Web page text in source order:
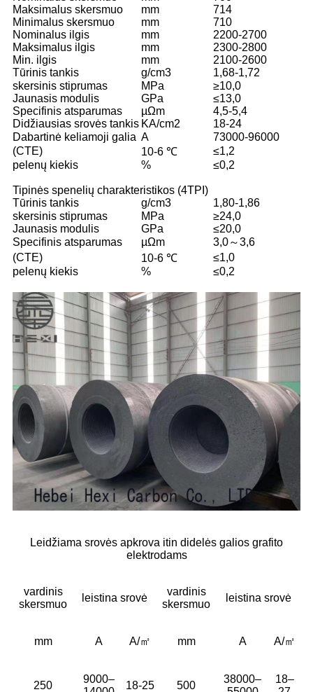
Maksimalus skersmuo
mm
714
Minimalus skersmuo
mm
710
Nominalus ilgis
mm
2200-2700
Maksimalus ilgis
mm
2300-2800
Min. ilgis
mm
2100-2600
Tūrinis tankis
g/cm3
1,68-1,72
skersinis stiprumas
MPa
≥10,0
Jaunasis modulis
GPa
≤13,0
Specifinis atsparumas
µΩm
4,5-5,4
Didžiausias srovės tankis KA/cm2
18-24
Dabartinė keliamoji galia A
73000-96000
(CTE)
10-6 ℃
≤1,2
pelenų kiekis
% ≤0,2
Tipinės spenelių charakteristikos (4TPI)
Tūrinis tankis
g/cm3
1,80-1,86
skersinis stiprumas
MPa
≥24,0
Jaunasis modulis
GPa
≤20,0
Specifinis atsparumas
µΩm
3,0～3,6
(CTE)
10-6 ℃
≤1,0
pelenų kiekis
% ≤0,2
Leidžiama srovės apkrova itin didelės galios grafito
elektrodams
vardinis
skersmuo
leistina srovė
vardinis
skersmuo
leistina srovė
mm A A/㎡ mm A A/㎡
250
9000–
18-25 500
38000–
18–